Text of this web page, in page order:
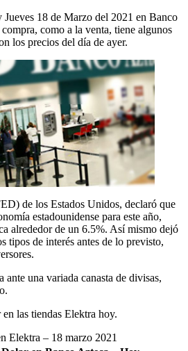
18 de Marzo del 2021 en Banco
como a la venta, tiene algunos
los precios del día de ayer.
de los Estados Unidos, declaró que
estadounidense para este año,
alrededor de un 6.5%. Así mismo dejó
tipos de interés antes de lo previsto,
una variada canasta de divisas,
las tiendas Elektra hoy.
Elektra – 18 marzo 2021